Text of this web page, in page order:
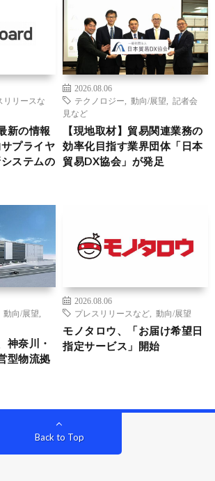
リリースな
新の情報
プライヤ
ステムの
2026.08.06
テクノロジー
動向/展望
記者会
見など
【現地取材】貿易関連業務の
効率化目指す業界団体「日本
貿易DX協会」が発足
動向/展望
神奈川・
型物流拠
2026.08.06
プレスリリースなど
動向/展望
モノタロウ、「お届け希望日
指定サービス」開始
Back to Top